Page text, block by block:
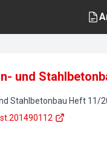
und
Stahlbetonbau Heft 11/